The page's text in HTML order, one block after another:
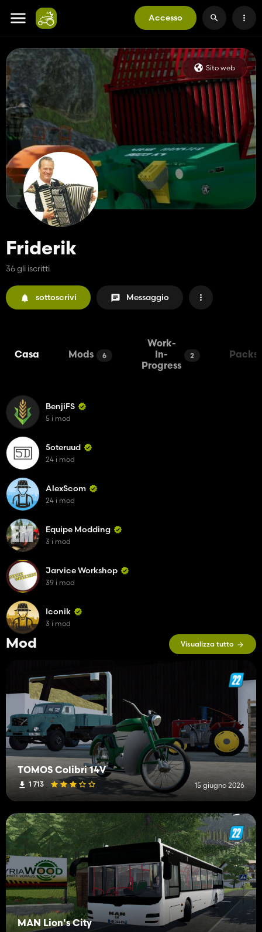
Accesso
Sito web
Friderik
36 gli iscritti
sottoscrivi Messaggio
Casa Mods 6
Work-
In-
Progress
2 Packs
Mod Visualizza tutto
TOMOS Colibri 14V
1 713 15 giugno 2026
MAN Lion's City
BenjiFS
5 i mod
5oteruud
24 i mod
AlexScom
24 i mod
Equipe Modding
3 i mod
Jarvice Workshop
39 i mod
Iconik
3 i mod